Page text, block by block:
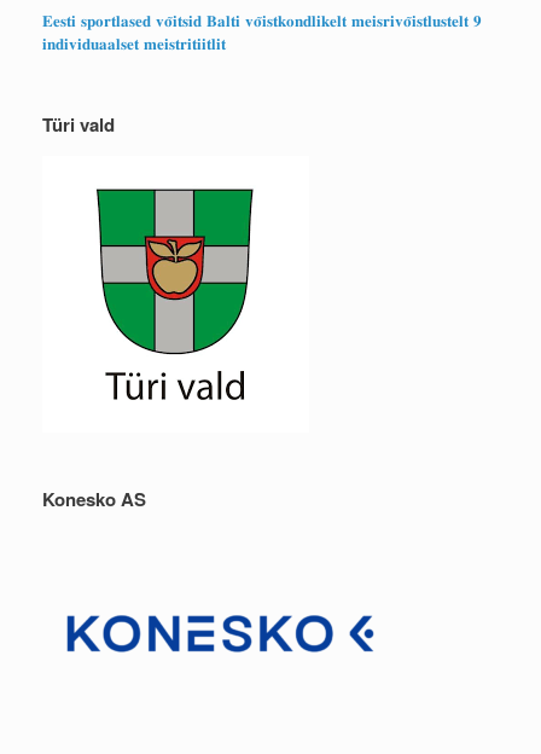
𝐄𝐞𝐬𝐭𝐢 𝐬𝐩𝐨𝐫𝐭𝐥𝐚𝐬𝐞𝐝 𝐯𝐨̃𝐢𝐭𝐬𝐢𝐝 𝐁𝐚𝐥𝐭𝐢 𝐯𝐨̃𝐢𝐬𝐭𝐤𝐨𝐧𝐝𝐥𝐢𝐤𝐞𝐥𝐭 𝐦𝐞𝐢𝐬𝐫𝐢𝐯𝐨̃𝐢𝐬𝐭𝐥𝐮𝐬𝐭𝐞𝐥𝐭 𝟗
𝐢𝐧𝐝𝐢𝐯𝐢𝐝𝐮𝐚𝐚𝐥𝐬𝐞𝐭 𝐦𝐞𝐢𝐬𝐭𝐫𝐢𝐭𝐢𝐢𝐭𝐥𝐢𝐭
Türi vald
Konesko AS